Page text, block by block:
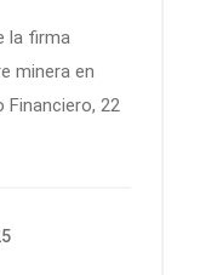
la firma
minera en
Financiero, 22